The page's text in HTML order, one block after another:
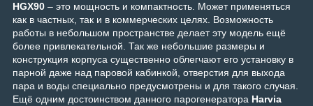
HGX90 – это мощность и компактность. Может применяться
как в частных, так и в коммерческих целях. Возможность
работы в небольшом пространстве делает эту модель ещё
более привлекательной. Так же небольшие размеры и
конструкция корпуса существенно облегчают его установку в
парной даже над паровой кабинкой, отверстия для выхода
пара и воды специально предусмотрены и для такого случая.
Ещё одним достоинством данного парогенератора Harvia